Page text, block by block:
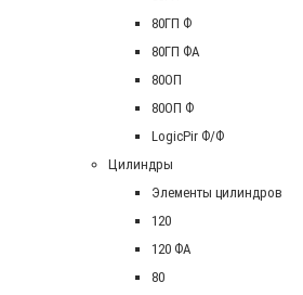
80ГП Ф
80ГП ФА
80ОП
80ОП Ф
LogicPir Ф/Ф
Цилиндры
Элементы цилиндров
120
120 ФА
80